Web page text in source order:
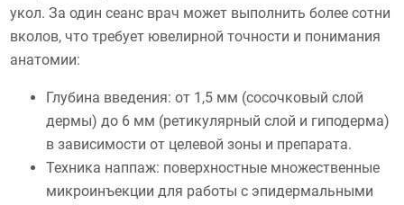
укол. За один сеанс врач может выполнить более сотни
вколов, что требует ювелирной точности и понимания
анатомии:
Глубина введения: от 1,5 мм (сосочковый слой
дермы) до 6 мм (ретикулярный слой и гиподерма)
в зависимости от целевой зоны и препарата.
Техника наппаж: поверхностные множественные
микроинъекции для работы с эпидермальными